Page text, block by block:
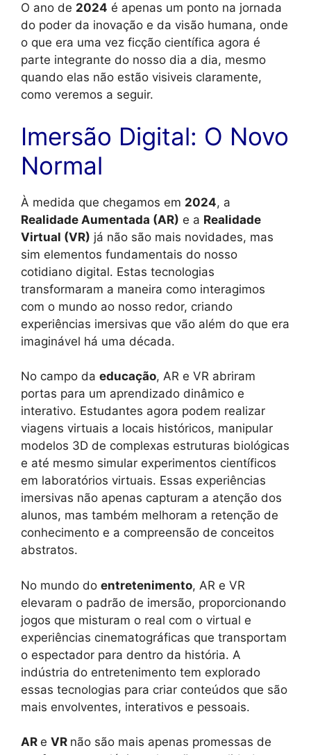
O ano de 2024 é apenas um ponto na jornada
do poder da inovação e da visão humana, onde
o que era uma vez ficção científica agora é
parte integrante do nosso dia a dia, mesmo
quando elas não estão visiveis claramente,
como veremos a seguir.
Imersão Digital: O Novo
Normal
À medida que chegamos em 2024, a
Realidade Aumentada (AR) e a Realidade
Virtual (VR) já não são mais novidades, mas
sim elementos fundamentais do nosso
cotidiano digital. Estas tecnologias
transformaram a maneira como interagimos
com o mundo ao nosso redor, criando
experiências imersivas que vão além do que era
imaginável há uma década.
No campo da educação, AR e VR abriram
portas para um aprendizado dinâmico e
interativo. Estudantes agora podem realizar
viagens virtuais a locais históricos, manipular
modelos 3D de complexas estruturas biológicas
e até mesmo simular experimentos científicos
em laboratórios virtuais. Essas experiências
imersivas não apenas capturam a atenção dos
alunos, mas também melhoram a retenção de
conhecimento e a compreensão de conceitos
abstratos.
No mundo do entretenimento, AR e VR
elevaram o padrão de imersão, proporcionando
jogos que misturam o real com o virtual e
experiências cinematográficas que transportam
o espectador para dentro da história. A
indústria do entretenimento tem explorado
essas tecnologias para criar conteúdos que são
mais envolventes, interativos e pessoais.
AR e VR não são mais apenas promessas de